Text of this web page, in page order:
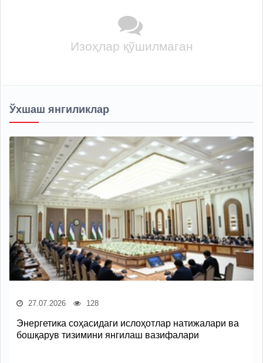
Изоҳлар қўшилмаган
Ўхшаш янгиликлар
27.07.2026 128
Энергетика соҳасидаги ислоҳотлар натижалари ва
бошқарув тизимини янгилаш вазифалари